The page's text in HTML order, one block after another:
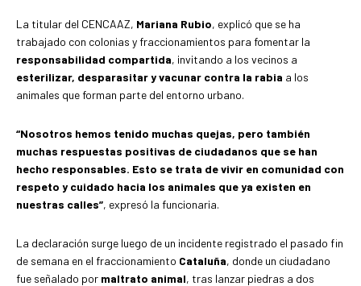
La titular del CENCAAZ, Mariana Rubio, explicó que se ha
trabajado con colonias y fraccionamientos para fomentar la
responsabilidad compartida, invitando a los vecinos a
esterilizar, desparasitar y vacunar contra la rabia a los
animales que forman parte del entorno urbano.
“Nosotros hemos tenido muchas quejas, pero también
muchas respuestas positivas de ciudadanos que se han
hecho responsables. Esto se trata de vivir en comunidad con
respeto y cuidado hacia los animales que ya existen en
nuestras calles”, expresó la funcionaria.
La declaración surge luego de un incidente registrado el pasado fin
de semana en el fraccionamiento Cataluña, donde un ciudadano
fue señalado por maltrato animal, tras lanzar piedras a dos